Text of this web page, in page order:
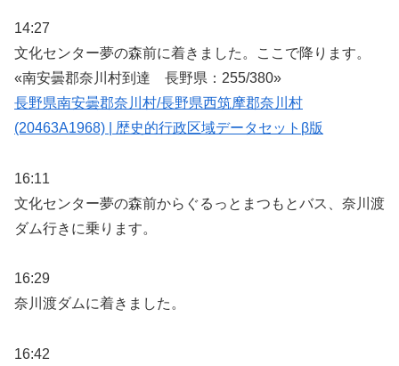
14:27
文化センター夢の森前に着きました。ここで降ります。
«南安曇郡奈川村到達 長野県：255/380»
長野県南安曇郡奈川村/長野県西筑摩郡奈川村
(20463A1968) | 歴史的行政区域データセットβ版
16:11
文化センター夢の森前からぐるっとまつもとバス、奈川渡
ダム行きに乗ります。
16:29
奈川渡ダムに着きました。
16:42